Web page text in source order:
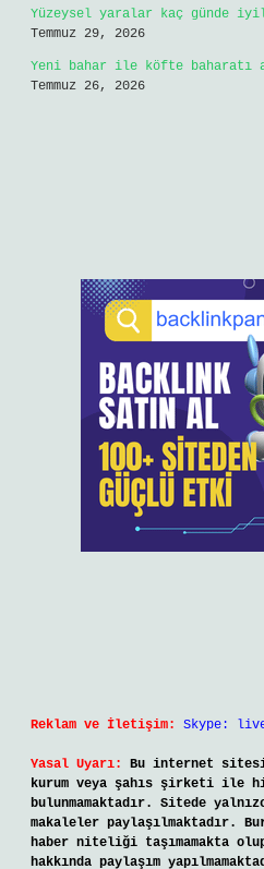
Yüzeysel yaralar kaç günde
Temmuz 29, 2026
Yeni bahar ile köfte baharatı
Temmuz 26, 2026
Reklam ve İletişim: Skype:
Yasal Uyarı:
Bu internet
kurum veya şahıs şirketi ile
bulunmamaktadır. Sitede
makaleler paylaşılmaktadır.
haber niteliği taşımamakta
hakkında paylaşım